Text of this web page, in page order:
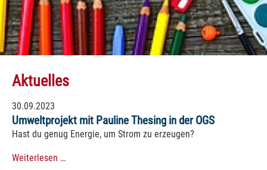
Aktuelles
30.09.2023
Umweltprojekt mit Pauline Thesing in der OGS
Hast du genug Energie, um Strom zu erzeugen?
Weiterlesen …